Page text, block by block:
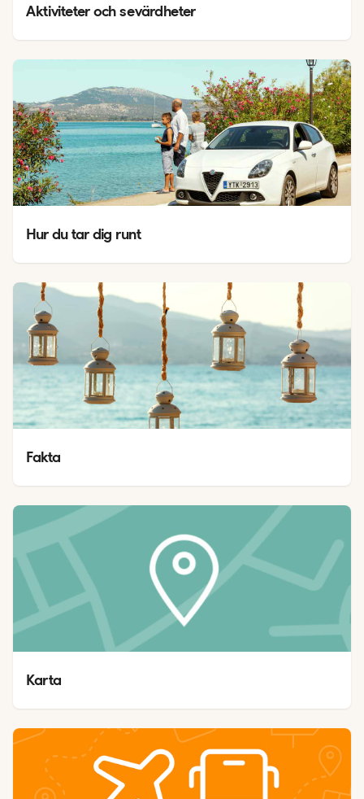
Aktiviteter och sevärdheter
Hur du tar dig runt
Fakta